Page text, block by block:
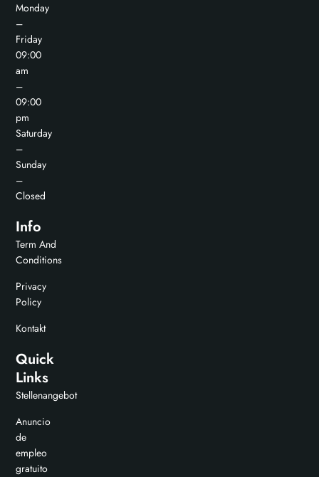
Monday
–
Friday
09:00
am
–
09:00
pm
Saturday
–
Sunday
–
Closed
Info
Term And
Conditions
Privacy
Policy
Kontakt
Quick
Links
Stellenangebot
Anuncio
de
empleo
gratuito